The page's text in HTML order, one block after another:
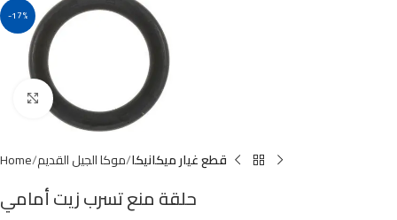
-17%
Click to enlarge
Home موكا الجيل القديم قطع غيار ميكانيكا
حلقة منع تسرب زيت أمامي